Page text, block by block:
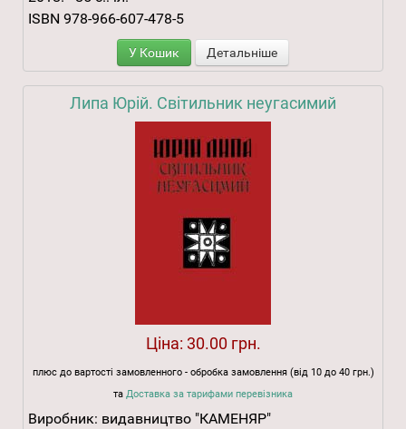
ISBN 978-966-607-478-5
У Кошик Детальніше
Липа Юрій. Світильник неугасимий
Ціна: 30.00 грн.
плюс до вартості замовленного - обробка замовлення (від 10 до 40 грн.)
та Доставка за тарифами перевізника
Виробник: видавництво "КАМЕНЯР"